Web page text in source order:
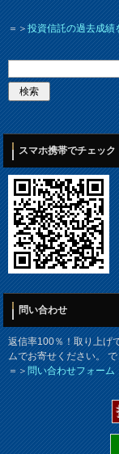
＝＞投資信託の過去成績
スマホ携帯でチェック
問い合わせ
返信率100％！取り上げ
ムでお寄せください。
＝＞問い合わせフォーム